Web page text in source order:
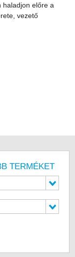
haladjon előre a
vezető
TERMÉKET